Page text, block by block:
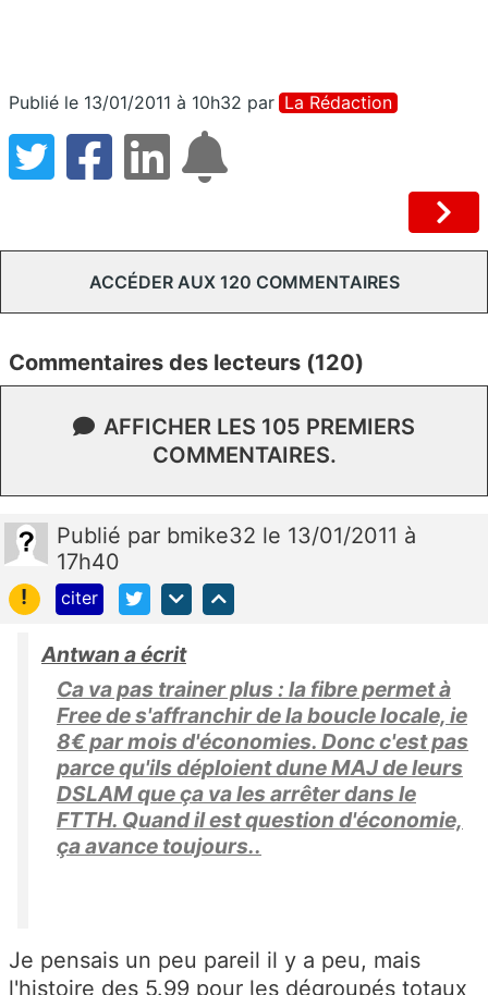
Publié le 13/01/2011 à 10h32 par La Rédaction
ACCÉDER AUX 120 COMMENTAIRES
Commentaires des lecteurs (120)
AFFICHER LES 105 PREMIERS
COMMENTAIRES.
Publié par bmike32 le 13/01/2011 à
17h40
!
citer
Antwan a écrit
Ca va pas trainer plus : la fibre permet à
Free de s'affranchir de la boucle locale, ie
8€ par mois d'économies. Donc c'est pas
parce qu'ils déploient dune MAJ de leurs
DSLAM que ça va les arrêter dans le
FTTH. Quand il est question d'économie,
ça avance toujours..
Je pensais un peu pareil il y a peu, mais
l'histoire des 5.99 pour les dégroupés totaux